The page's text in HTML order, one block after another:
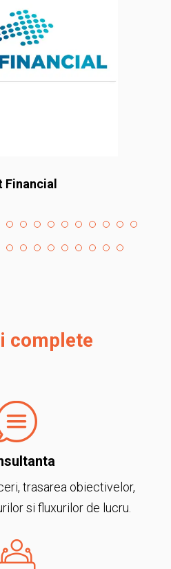
Financial
complete
trasarea obiectivelor,
si fluxurilor de lucru.